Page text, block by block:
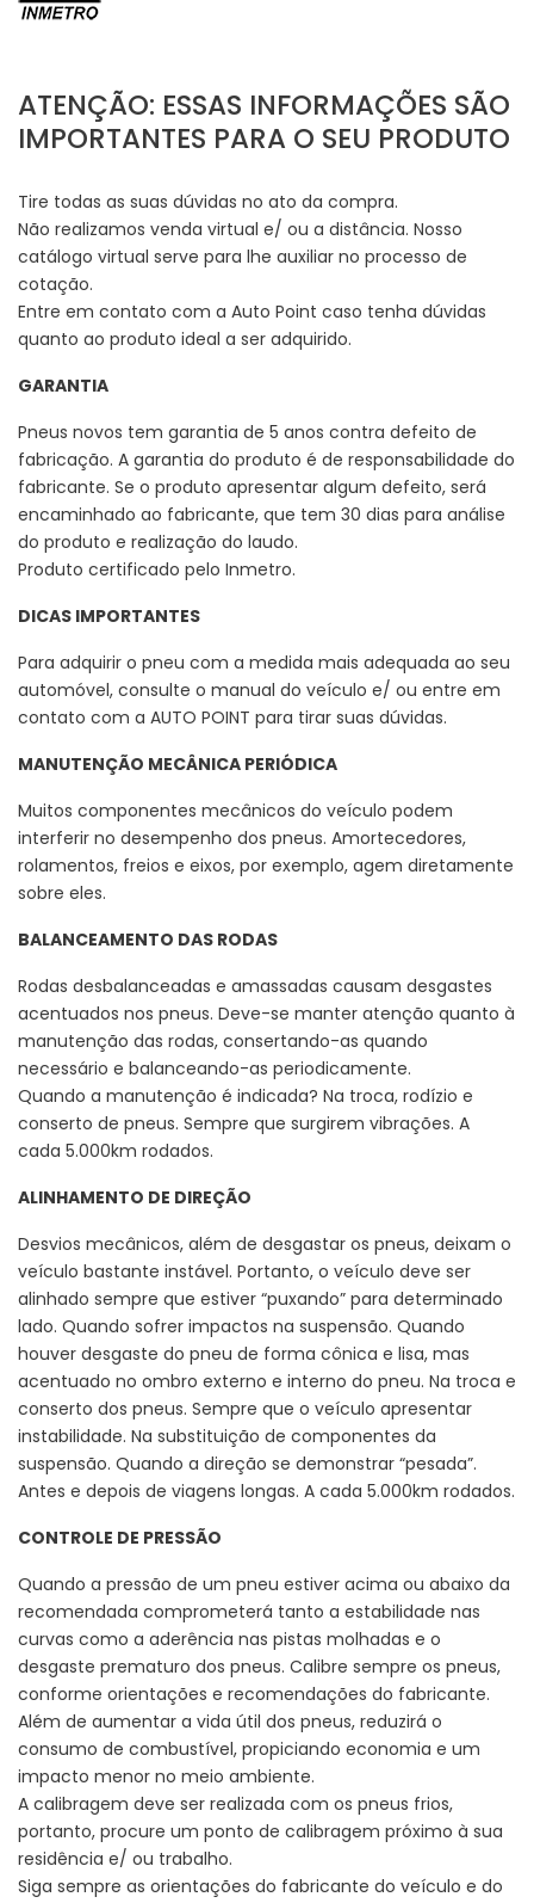
ATENÇÃO: ESSAS INFORMAÇÕES SÃO
IMPORTANTES PARA O SEU PRODUTO
Tire todas as suas dúvidas no ato da compra.
Não realizamos venda virtual e/ ou a distância. Nosso
catálogo virtual serve para lhe auxiliar no processo de
cotação.
Entre em contato com a Auto Point caso tenha dúvidas
quanto ao produto ideal a ser adquirido.
GARANTIA
Pneus novos tem garantia de 5 anos contra defeito de
fabricação. A garantia do produto é de responsabilidade do
fabricante. Se o produto apresentar algum defeito, será
encaminhado ao fabricante, que tem 30 dias para análise
do produto e realização do laudo.
Produto certificado pelo Inmetro.
DICAS IMPORTANTES
Para adquirir o pneu com a medida mais adequada ao seu
automóvel, consulte o manual do veículo e/ ou entre em
contato com a AUTO POINT para tirar suas dúvidas.
MANUTENÇÃO MECÂNICA PERIÓDICA
Muitos componentes mecânicos do veículo podem
interferir no desempenho dos pneus. Amortecedores,
rolamentos, freios e eixos, por exemplo, agem diretamente
sobre eles.
BALANCEAMENTO DAS RODAS
Rodas desbalanceadas e amassadas causam desgastes
acentuados nos pneus. Deve-se manter atenção quanto à
manutenção das rodas, consertando-as quando
necessário e balanceando-as periodicamente.
Quando a manutenção é indicada? Na troca, rodízio e
conserto de pneus. Sempre que surgirem vibrações. A
cada 5.000km rodados.
ALINHAMENTO DE DIREÇÃO
Desvios mecânicos, além de desgastar os pneus, deixam o
veículo bastante instável. Portanto, o veículo deve ser
alinhado sempre que estiver “puxando” para determinado
lado. Quando sofrer impactos na suspensão. Quando
houver desgaste do pneu de forma cônica e lisa, mas
acentuado no ombro externo e interno do pneu. Na troca e
conserto dos pneus. Sempre que o veículo apresentar
instabilidade. Na substituição de componentes da
suspensão. Quando a direção se demonstrar “pesada”.
Antes e depois de viagens longas. A cada 5.000km rodados.
CONTROLE DE PRESSÃO
Quando a pressão de um pneu estiver acima ou abaixo da
recomendada comprometerá tanto a estabilidade nas
curvas como a aderência nas pistas molhadas e o
desgaste prematuro dos pneus. Calibre sempre os pneus,
conforme orientações e recomendações do fabricante.
Além de aumentar a vida útil dos pneus, reduzirá o
consumo de combustível, propiciando economia e um
impacto menor no meio ambiente.
A calibragem deve ser realizada com os pneus frios,
portanto, procure um ponto de calibragem próximo à sua
residência e/ ou trabalho.
Siga sempre as orientações do fabricante do veículo e do